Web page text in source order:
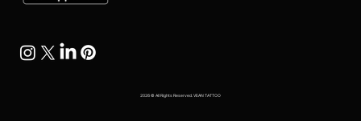
2026 © All Rights Reserved. VEAN TATTOO